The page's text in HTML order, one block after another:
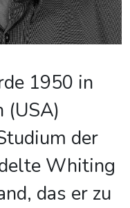
1950 in
(USA)
der
Whiting
das er zu